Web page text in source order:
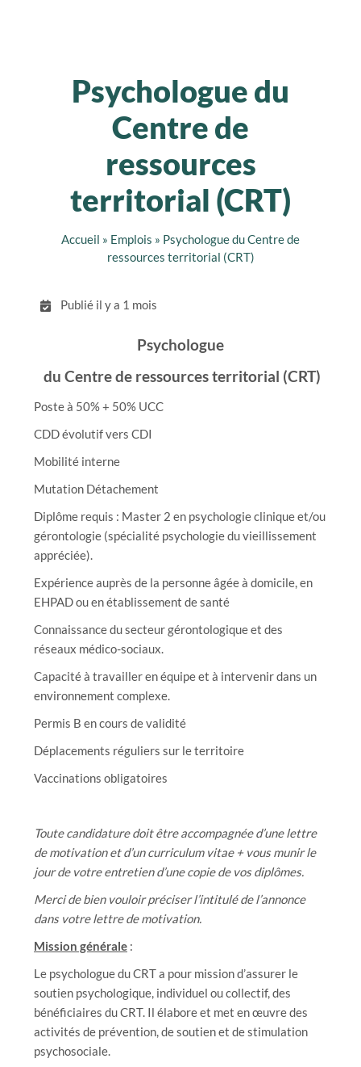
Psychologue du
Centre de
ressources
territorial (CRT)
Accueil » Emplois » Psychologue du Centre de
ressources territorial (CRT)
Publié il y a 1 mois
Psychologue
du Centre de ressources territorial (CRT)
Poste à 50% + 50% UCC
CDD évolutif vers CDI
Mobilité interne
Mutation Détachement
Diplôme requis : Master 2 en psychologie clinique et/ou
gérontologie (spécialité psychologie du vieillissement
appréciée).
Expérience auprès de la personne âgée à domicile, en
EHPAD ou en établissement de santé
Connaissance du secteur gérontologique et des
réseaux médico-sociaux.
Capacité à travailler en équipe et à intervenir dans un
environnement complexe.
Permis B en cours de validité
Déplacements réguliers sur le territoire
Vaccinations obligatoires
Toute candidature doit être accompagnée d’une lettre
de motivation et d’un curriculum vitae + vous munir le
jour de votre entretien d’une copie de vos diplômes.
Merci de bien vouloir préciser l’intitulé de l’annonce
dans votre lettre de motivation.
Mission générale :
Le psychologue du CRT a pour mission d’assurer le
soutien psychologique, individuel ou collectif, des
bénéficiaires du CRT. Il élabore et met en œuvre des
activités de prévention, de soutien et de stimulation
psychosociale.